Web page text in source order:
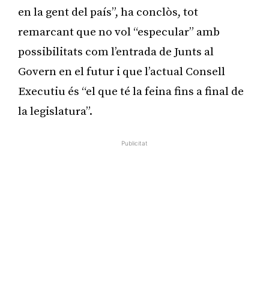
en la gent del país”, ha conclòs, tot
remarcant que no vol “especular” amb
possibilitats com l’entrada de Junts al
Govern en el futur i que l’actual Consell
Executiu és “el que té la feina fins a final de
la legislatura”.
Publicitat